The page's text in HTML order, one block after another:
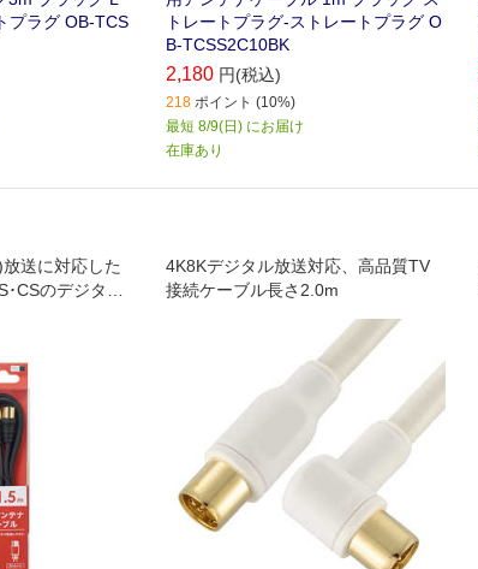
プラグ OB-TCS
トレートプラグ-ストレートプラグ O
B-TCSS2C10BK
2,180 円(税込)
218 ポイント (10%)
最短 8/9(日) にお届け
在庫あり
送に対応した
･CSのデジタル
子とテレビ､レ
ーナー付パソコ
接続ケーブル
4K8Kデジタル放送対応、高品質TV
接続ケーブル長さ2.0m